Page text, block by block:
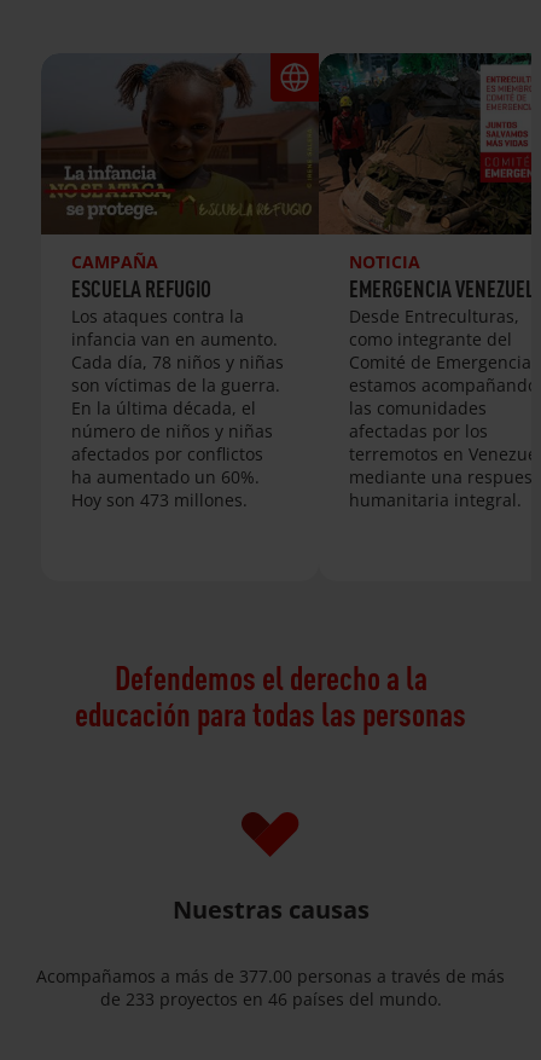
CAMPAÑA
ESCUELA REFUGIO
Los ataques contra la
infancia van en aumento.
Cada día, 78 niños y niñas
son víctimas de la guerra.
En la última década, el
número de niños y niñas
afectados por conflictos
ha aumentado un 60%.
Hoy son 473 millones.
NOTICIA
EMERGENCIA
Desde Entreculturas,
como integrante del
Comité de
estamos acompañando
las comunidades
afectadas por los
terremotos en
mediante una
humanitaria integral.
Defendemos el derecho a la
educación para todas las personas
Nuestras causas
Acompañamos a más de 377.00 personas a través de más
de 233 proyectos en 46 países del mundo.